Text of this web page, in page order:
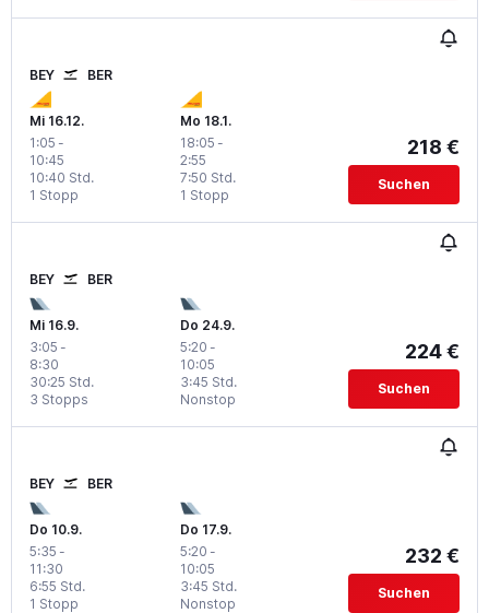
BEY BER
Mi 16.12.
1:05 -
10:45
1 Stopp
10:40 Std.
Mo 18.1.
18:05 -
2:55
1 Stopp
7:50 Std.
218 €
Suchen
BEY BER
Mi 16.9.
3:05 -
8:30
3 Stopps
30:25 Std.
Do 24.9.
5:20 -
10:05
Nonstop
3:45 Std.
224 €
Suchen
BEY BER
Do 10.9.
5:35 -
11:30
1 Stopp
6:55 Std.
Do 17.9.
5:20 -
10:05
Nonstop
3:45 Std.
232 €
Suchen